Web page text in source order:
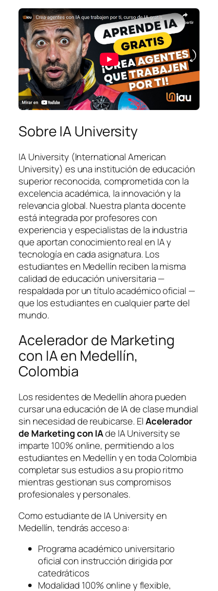
Sobre IA University
IA University (International American
University) es una institución de educación
superior reconocida, comprometida con la
excelencia académica, la innovación y la
relevancia global. Nuestra planta docente
está integrada por profesores con
experiencia y especialistas de la industria
que aportan conocimiento real en IA y
tecnología en cada asignatura. Los
estudiantes en Medellín reciben la misma
calidad de educación universitaria —
respaldada por un título académico oficial —
que los estudiantes en cualquier parte del
mundo.
Acelerador de Marketing
con IA en Medellín,
Colombia
Los residentes de Medellín ahora pueden
cursar una educación de IA de clase mundial
sin necesidad de reubicarse. ElAcelerador
de Marketing con IAde IA University se
imparte 100% online, permitiendo a los
estudiantes en Medellín y en toda Colombia
completar sus estudios a su propio ritmo
mientras gestionan sus compromisos
profesionales y personales.
Como estudiante de IA University en
Medellín, tendrás acceso a:
Programa académico universitario
oficial con instrucción dirigida por
catedráticos
Modalidad 100% online y flexible,